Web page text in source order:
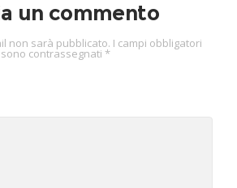
un commento
non sarà pubblicato. I campi obbligatori
sono contrassegnati *